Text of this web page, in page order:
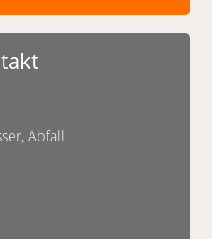
nach vorheriger
Abfall